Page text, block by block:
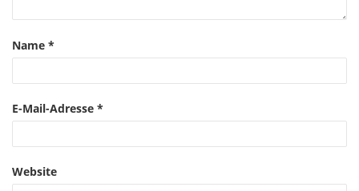
Name *
E-Mail-Adresse *
Website